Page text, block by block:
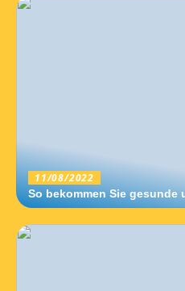
11/08/2022
So bekommen Sie gesunde